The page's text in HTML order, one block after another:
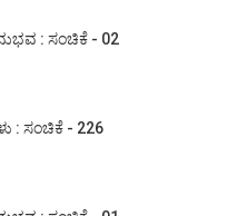
: ಸಂಚಿಕೆ - 02
: ಸಂಚಿಕೆ - 226